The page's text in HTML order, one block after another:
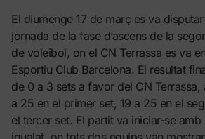
El diumenge 17 de març es va
jornada de la fase d’ascens de la
de voleibol, on el CN Terrassa es va
Esportiu Club Barcelona. El resultat
de 0 a 3 sets a favor del CN Terrassa,
a 25 en el primer set, 19 a 25 en el
el tercer set. El partit va iniciar-se